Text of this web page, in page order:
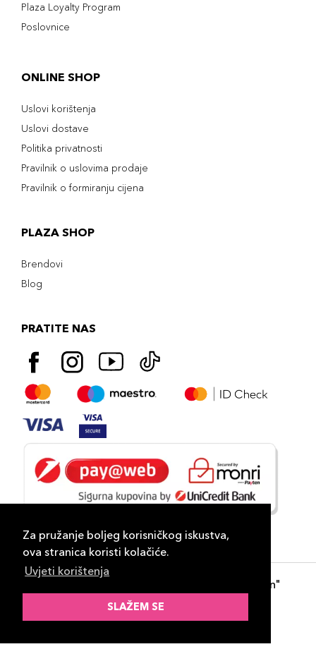
Za pružanje boljeg korisničkog iskustva,
ova stranica koristi kolačiće.
Uvjeti korištenja
SLAŽEM SE
Plaza Loyalty Program
Poslovnice
ONLINE SHOP
Uslovi korištenja
Uslovi dostave
Politika privatnosti
Pravilnik o uslovima prodaje
Pravilnik o formiranju cijena
PLAZA SHOP
Brendovi
Blog
PRATITE NAS
- "DP Lux Distribution"
d.o.o. Banja Luka
ID-S Consulting d.o.o. Sarajevo